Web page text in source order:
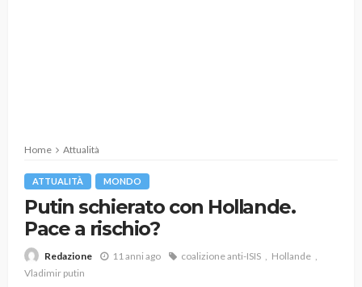
Home Attualità
ATTUALITÀ MONDO
Putin schierato con Hollande.
Pace a rischio?
Redazione 11 anni ago coalizione anti-ISIS
Hollande
Vladimir putin